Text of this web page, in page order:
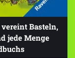
Basteln,
jede Menge